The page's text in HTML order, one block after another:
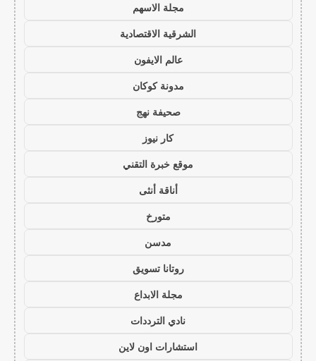
مجلة الاسهم
الشرقية الاقتصادية
عالم الايفون
مدونة كوكان
صحيفة نهج
كار نيوز
موقع خبرة التقني
أناقة أنثى
متورخ
مدسن
روتانا تسويق
مجلة الابداع
نادي الترددات
استشارات اون لاين